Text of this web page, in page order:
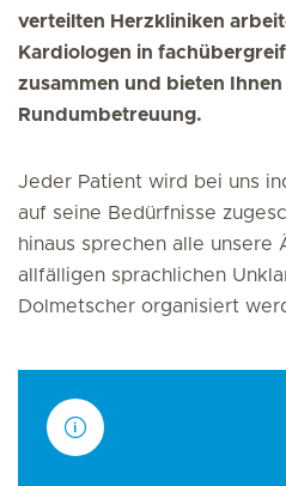
verteilten Herzkliniken
Kardiologen in
zusammen und bieten
Rundumbetreuung.
Jeder Patient wird bei uns
auf seine Bedürfnisse
hinaus sprechen alle unsere
allfälligen sprachlichen
Dolmetscher organisiert